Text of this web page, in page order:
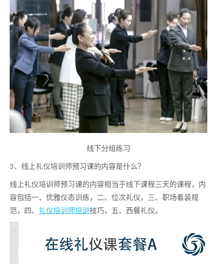
线下分组练习
3、线上礼仪培训师预习课的内容是什么？
线上礼仪培训师预习课的内容相当于线下课程三天的课程，内
容包括一、优雅仪态训练，二、位次礼仪，三、职场着装规
范，四、 礼仪培训师培训技巧，五、西餐礼仪。